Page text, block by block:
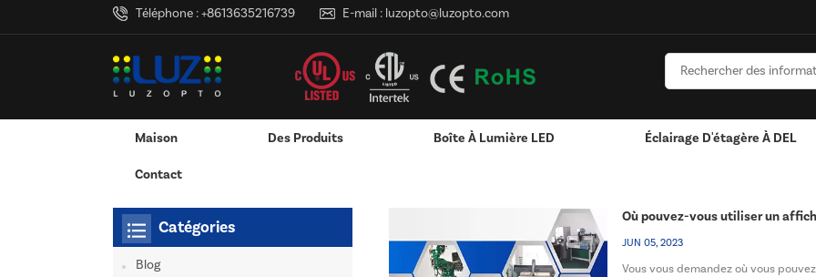
Téléphone :+8613635216739 E-mail : luzopto@luzopto.com
Maison Des Produits Boîte À Lumière LED Éclairage D'étagère À DEL
Contact
Où pouvez-vous utiliser un
JUN 05, 2023
Vous vous demandez où vous
Catégories
Blog